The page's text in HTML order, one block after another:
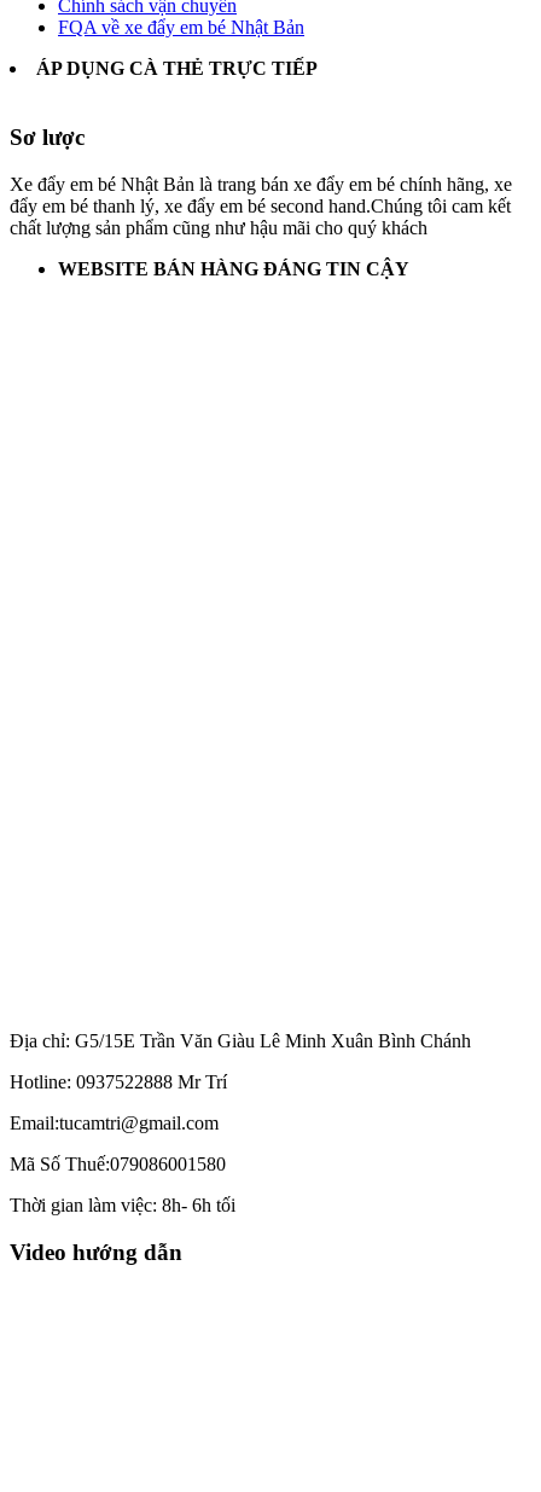
Chính sách vận chuyển
FQA về xe đẩy em bé Nhật Bản
ÁP DỤNG CÀ THẺ TRỰC TIẾP
Sơ lược
Xe đẩy em bé Nhật Bản là trang bán xe đẩy em bé chính hãng, xe
đẩy em bé thanh lý, xe đẩy em bé second hand.Chúng tôi cam kết
chất lượng sản phẩm cũng như hậu mãi cho quý khách
WEBSITE BÁN HÀNG ĐÁNG TIN CẬY
Địa chỉ: G5/15E Trần Văn Giàu Lê Minh Xuân Bình Chánh
Hotline: 0937522888 Mr Trí
Email:tucamtri@gmail.com
Mã Số Thuế:079086001580
Thời gian làm việc: 8h- 6h tối
Video hướng dẫn